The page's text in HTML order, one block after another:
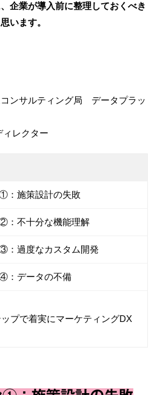
企業が導入前に整理しておくべき
います。
ンサルティング局 データプラッ
ィレクター
：施策設計の失敗
：不十分な機能理解
：過度なカスタム開発
：データの不備
プで着実にマーケティングDX